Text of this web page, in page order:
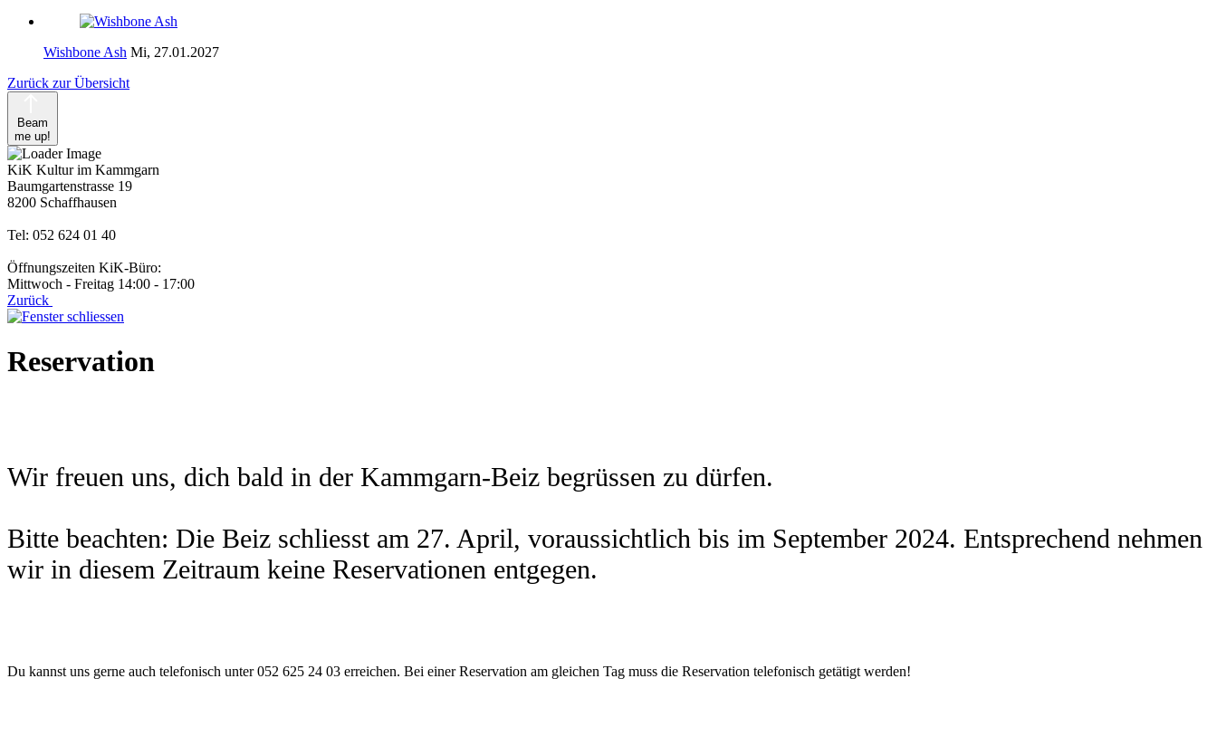
Wishbone Ash Mi, 27.01.2027
Zurück zur Übersicht
Beam
me up!
KiK Kultur im Kammgarn
Baumgartenstrasse 19
8200 Schaffhausen
Tel: 052 624 01 40
Öffnungszeiten KiK-Büro:
Mittwoch - Freitag 14:00 - 17:00
Zurück
Reservation
Wir freuen uns, dich bald in der Kammgarn-Beiz begrüssen zu dürfen.
Bitte beachten: Die Beiz schliesst am 27. April, voraussichtlich bis im September 2024. Entsprechend nehmen
wir in diesem Zeitraum keine Reservationen entgegen.
Du kannst uns gerne auch telefonisch unter 052 625 24 03 erreichen. Bei einer Reservation am gleichen Tag muss die Reservation telefonisch getätigt werden!